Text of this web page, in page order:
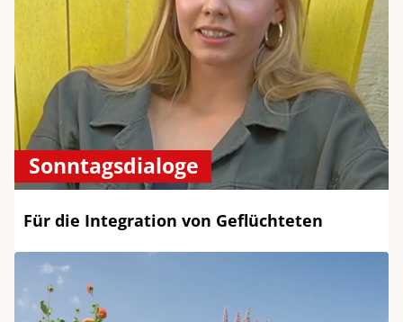
Sonntagsdialoge
Für die Integration von Geflüchteten